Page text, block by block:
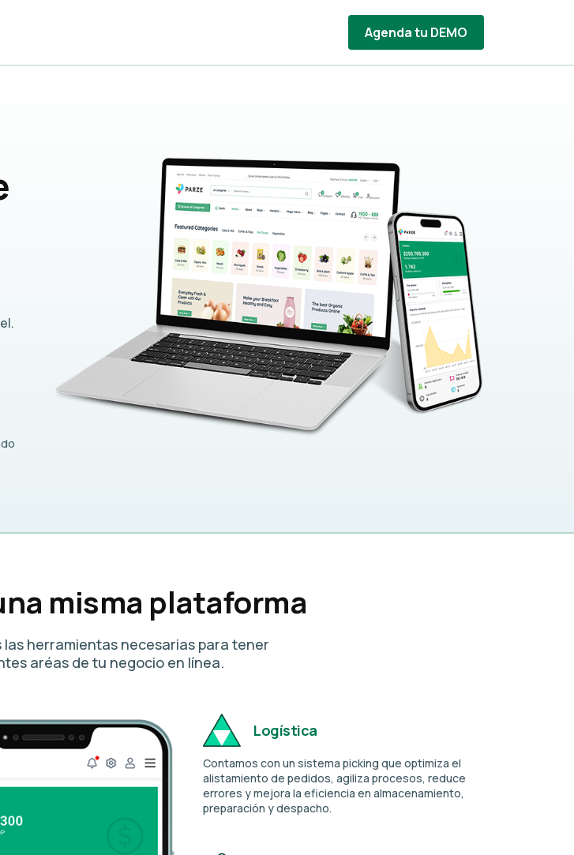
Agenda tu DEMO
misma plataforma
las herramientas necesarias para tener
aréas de tu negocio en línea.
Logística
Contamos con un sistema picking que optimiza el
alistamiento de pedidos, agiliza procesos, reduce
errores y mejora la eficiencia en almacenamiento,
preparación y despacho.